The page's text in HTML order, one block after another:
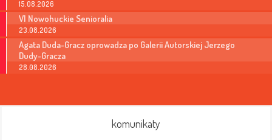
15.08.2026
VI Nowohuckie Senioralia
23.08.2026
Agata Duda-Gracz oprowadza po Galerii Autorskiej Jerzego
Dudy-Gracza
28.08.2026
komunikaty